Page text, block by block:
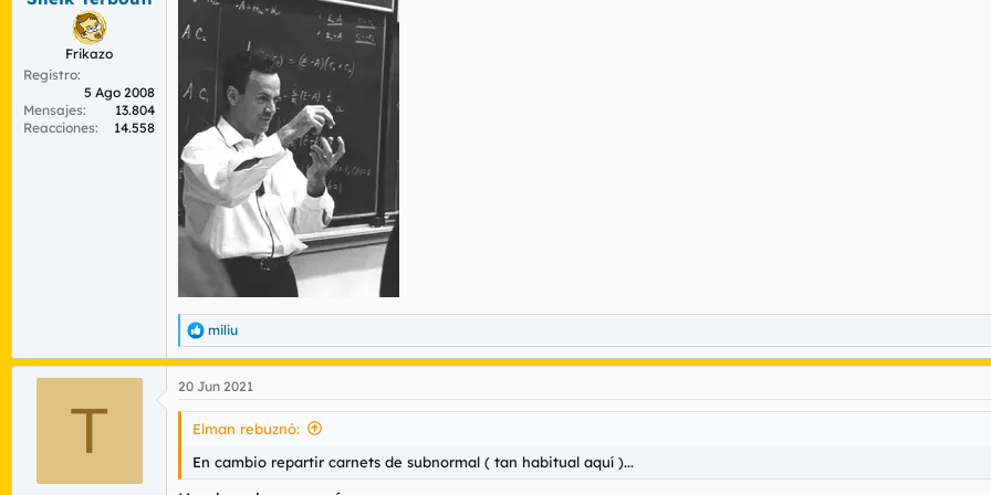
Frikazo
Registro
5 Ago 2008
Mensajes
13.804
Reacciones
14.558
R
e
a
c
c
e
miliu
T
20 Jun 2021
Elman rebuznó:
En cambio repartir carnets de subnormal ( tan habitual aquí )...